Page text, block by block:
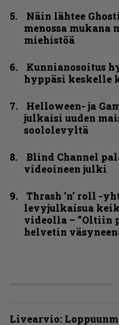
Näin lähtee
menossa mukana
miehistöä
Kunnianosoitus
hyppäsi keskelle
Helloween- ja
julkaisi uuden
soololevyltä
Blind Channel
videoineen julki
Thrash ’n’ roll -
levyjulkaisua
videolla – ”Oltiin
helvetin
Livearvio: